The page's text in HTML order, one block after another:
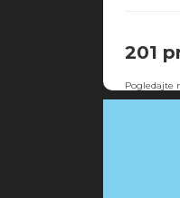
201
Pogledajte